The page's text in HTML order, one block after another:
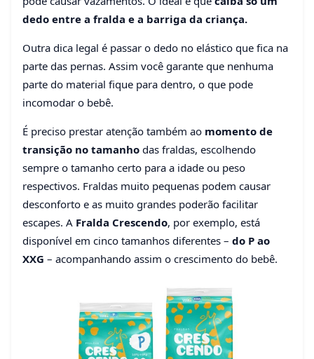
dedo entre a fralda e a barriga da criança.
Outra dica legal é passar o dedo no elástico que fica na
parte das pernas. Assim você garante que nenhuma
parte do material fique para dentro, o que pode
incomodar o bebê.
É preciso prestar atenção também ao momento de
transição no tamanho das fraldas, escolhendo
sempre o tamanho certo para a idade ou peso
respectivos. Fraldas muito pequenas podem causar
desconforto e as muito grandes poderão facilitar
escapes. A Fralda Crescendo, por exemplo, está
disponível em cinco tamanhos diferentes – do P ao
XXG – acompanhando assim o crescimento do bebê.